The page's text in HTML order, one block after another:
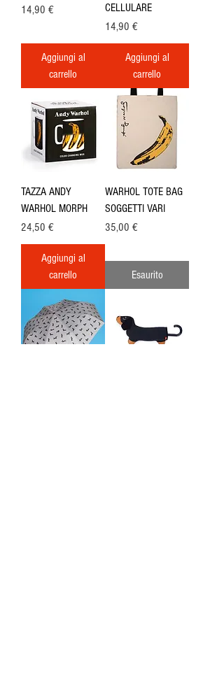
Prezzo
14,90 €
Aggiungi al
carrello
CELLULARE
Prezzo
14,90 €
Aggiungi al
carrello
TAZZA ANDY
WARHOL MORPH
Prezzo
24,50 €
Aggiungi al
carrello
WARHOL TOTE BAG
SOGGETTI VARI
Prezzo
35,00 €
Esaurito